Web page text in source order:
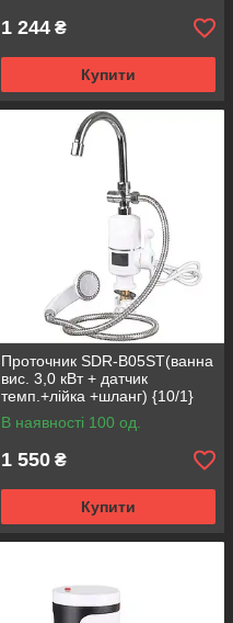
1 244 ₴
Купити
Проточник SDR-B05ST(ванна
вис. 3,0 кВт + датчик
темп.+лійка +шланг) {10/1}
В наявності 100 од.
1 550 ₴
Купити